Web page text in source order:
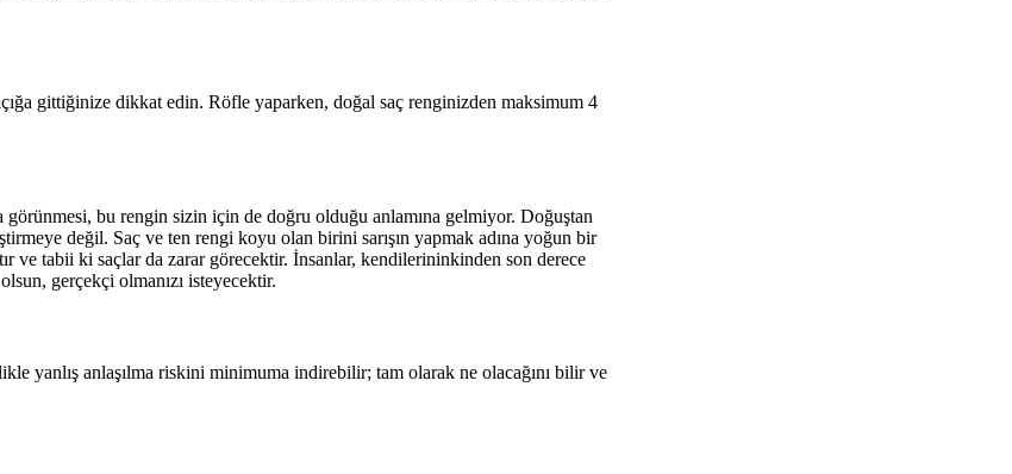
gittiğinize dikkat edin. Röfle yaparken, doğal saç renginizden maksimum 4
bu rengin sizin için de doğru olduğu anlamına gelmiyor. Doğuştan
değil. Saç ve ten rengi koyu olan birini sarışın yapmak adına yoğun bir
ve tabii ki saçlar da zarar görecektir. İnsanlar, kendilerininkinden son derece
gerçekçi olmanızı isteyecektir.
yanlış anlaşılma riskini minimuma indirebilir; tam olarak ne olacağını bilir ve